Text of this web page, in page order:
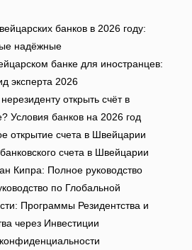
банков в 2026 году:
надёжные
банке для иностранцев:
эксперта 2026
открыть счёт в
Условия банков на 2026 год
открытие счета в Швейцарии
счета в Швейцарии
Кипра: Полное руководство
по Глобальной
Программы Резидентства и
через Инвестиции